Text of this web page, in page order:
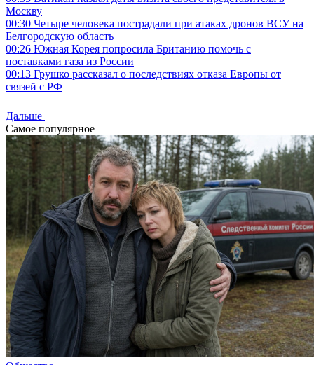
Москву
00:30 Четыре человека пострадали при атаках дронов ВСУ на
Белгородскую область
00:26 Южная Корея попросила Британию помочь с
поставками газа из России
00:13 Грушко рассказал о последствиях отказа Европы от
связей с РФ
Дальше
Самое популярное